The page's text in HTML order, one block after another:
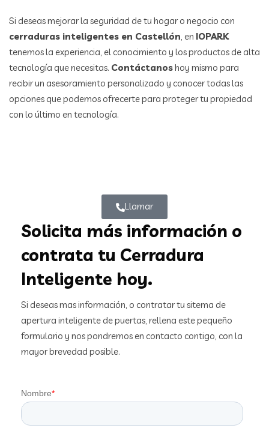
Si deseas mejorar la seguridad de tu hogar o negocio con
cerraduras inteligentes en Castellón, en IOPARK
tenemos la experiencia, el conocimiento y los productos de alta
tecnología que necesitas. Contáctanoshoy mismo para
recibir un asesoramiento personalizado y conocer todas las
opciones que podemos ofrecerte para proteger tu propiedad
con lo último en tecnología.
Llamar
Solicita más información o
contrata tu Cerradura
Inteligente hoy.
Si deseas mas información, o contratar tu sitema de
apertura inteligente de puertas, rellena este pequeño
formulario y nos pondremos en contacto contigo, con la
mayor brevedad posible.